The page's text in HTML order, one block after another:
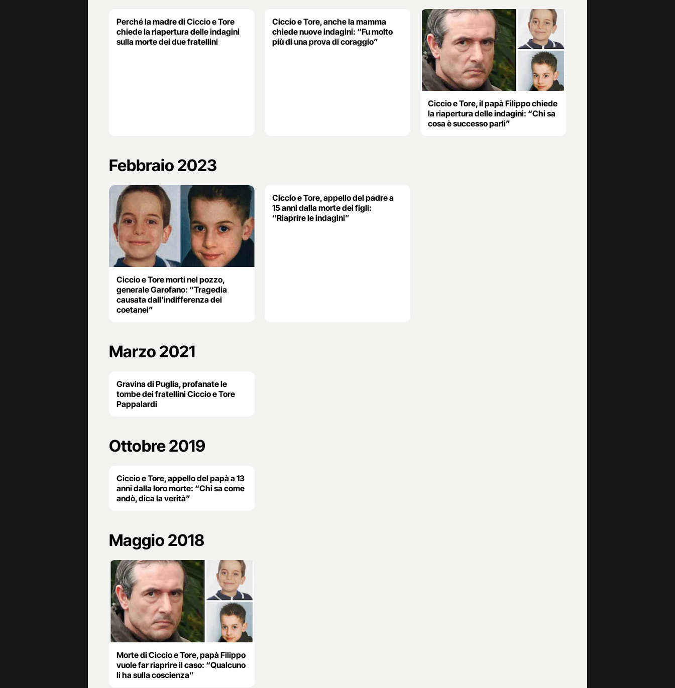
Perché la madre di Ciccio e Tore
chiede la riapertura delle indagini
sulla morte dei due fratellini
Ciccio e Tore, anche la mamma
chiede nuove indagini: “Fu molto
più di una prova di coraggio”
Ciccio e Tore, il papà Filippo chiede
la riapertura delle indagini: “Chi sa
cosa è successo parli”
Febbraio 2023
Ciccio e Tore morti nel pozzo,
generale Garofano: “Tragedia
causata dall’indifferenza dei
coetanei”
Ciccio e Tore, appello del padre a
15 anni dalla morte dei figli:
“Riaprire le indagini”
Marzo 2021
Gravina di Puglia, profanate le
tombe dei fratellini Ciccio e Tore
Pappalardi
Ottobre 2019
Ciccio e Tore, appello del papà a 13
anni dalla loro morte: “Chi sa come
andò, dica la verità”
Maggio 2018
Morte di Ciccio e Tore, papà Filippo
vuole far riaprire il caso: “Qualcuno
li ha sulla coscienza”